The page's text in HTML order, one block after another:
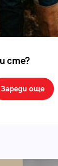
сте?
Зареди още